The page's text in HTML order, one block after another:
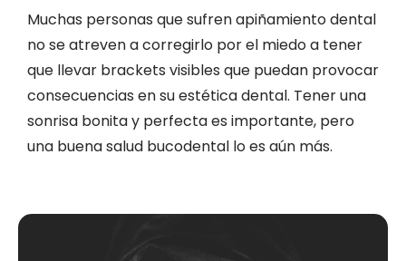
Muchas personas que sufren apiñamiento dental
no se atreven a corregirlo por el miedo a tener
que llevar brackets visibles que puedan provocar
consecuencias en su estética dental. Tener una
sonrisa bonita y perfecta es importante, pero
una buena salud bucodental lo es aún más.